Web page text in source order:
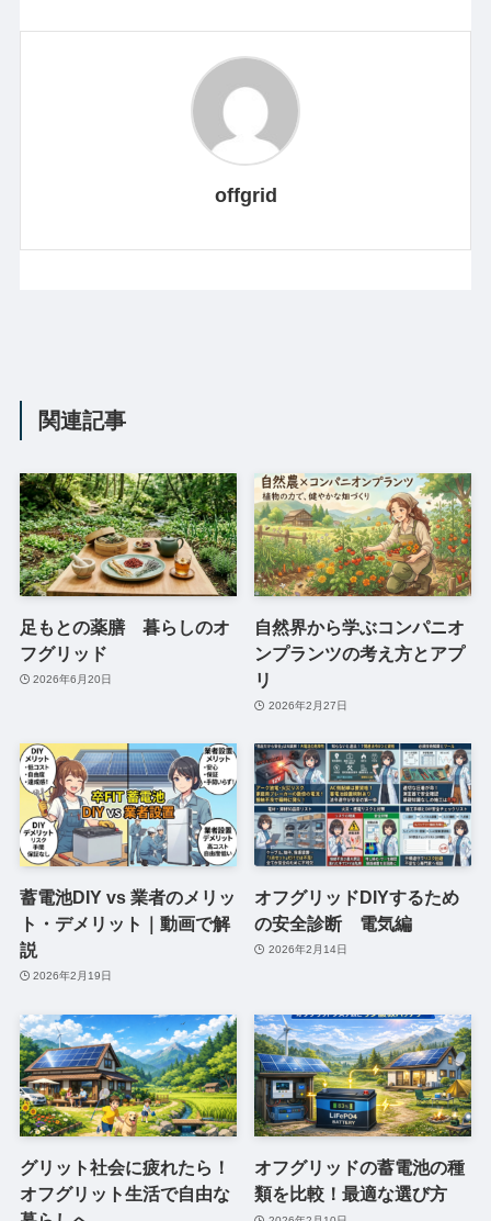
offgrid
関連記事
足もとの薬膳 暮らしのオ
フグリッド
2026年6月20日
自然界から学ぶコンパニオ
ンプランツの考え方とアプ
リ
2026年2月27日
蓄電池DIY vs 業者のメリッ
ト・デメリット｜動画で解
説
2026年2月19日
オフグリッドDIYするため
の安全診断 電気編
2026年2月14日
グリット社会に疲れたら！
オフグリット生活で自由な
オフグリッドの蓄電池の種
類を比較！最適な選び方